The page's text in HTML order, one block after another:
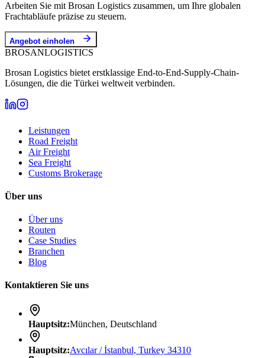
Arbeiten Sie mit Brosan Logistics zusammen, um Ihre globalen
Frachtabläufe präzise zu steuern.
Angebot einholen
BROSANLOGISTICS
Brosan Logistics bietet erstklassige End-to-End-Supply-Chain-
Lösungen, die die Türkei weltweit verbinden.
Leistungen
Road Freight
Air Freight
Sea Freight
Customs Brokerage
Über uns
Über uns
Routen
Case Studies
Branchen
Blog
Kontaktieren Sie uns
Hauptsitz:München, Deutschland
Hauptsitz:Avcılar / İstanbul, Turkey 34310